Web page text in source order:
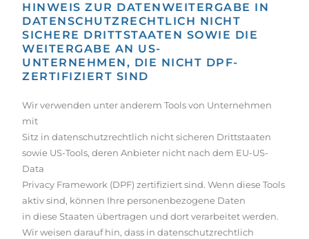
HINWEIS ZUR DATENWEITERGABE IN
DATENSCHUTZRECHTLICH NICHT
SICHERE DRITTSTAATEN SOWIE DIE
WEITERGABE AN US-
UNTERNEHMEN, DIE NICHT DPF-
ZERTIFIZIERT SIND
Wir verwenden unter anderem Tools von Unternehmen
mit
Sitz in datenschutzrechtlich nicht sicheren Drittstaaten
sowie US-Tools, deren Anbieter nicht nach dem EU-US-
Data
Privacy Framework (DPF) zertifiziert sind. Wenn diese Tools
aktiv sind, können Ihre personenbezogene Daten
in diese Staaten übertragen und dort verarbeitet werden.
Wir weisen darauf hin, dass in datenschutzrechtlich